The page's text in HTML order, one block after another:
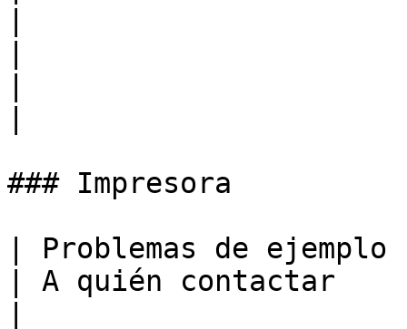
### Impresora
| Problemas de ejemplo
| A quién contactar